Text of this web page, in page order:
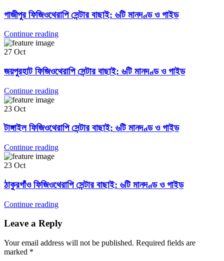
গাজীপুর ফিজিওথেরাপি সেন্টার বাছাই: ৬টি মানদণ্ড ও গাইড
Continue reading
27 Oct
জয়পুরহাট ফিজিওথেরাপি সেন্টার বাছাই: ৬টি মানদণ্ড ও গাইড
Continue reading
23 Oct
টাঙ্গাইল ফিজিওথেরাপি সেন্টার বাছাই: ৬টি মানদণ্ড ও গাইড
Continue reading
23 Oct
ঠাকুরগাঁও ফিজিওথেরাপি সেন্টার বাছাই: ৬টি মানদণ্ড ও গাইড
Continue reading
Leave a Reply
Your email address will not be published. Required fields are
marked *